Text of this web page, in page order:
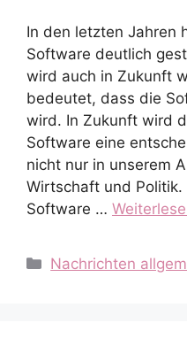
In den letzten Jahren
Software deutlich
wird auch in Zukunft
bedeutet, dass die
wird. In Zukunft wird
Software eine
nicht nur in unserem
Wirtschaft und Politik.
Software …
Kategorien
Nachrichten